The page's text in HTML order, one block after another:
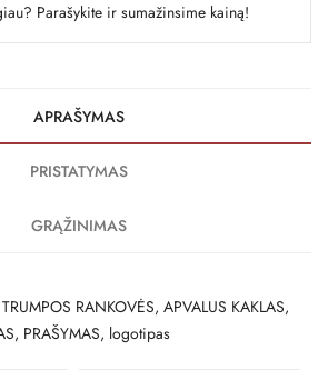
Parašykite ir sumažinsime kainą!
APRAŠYMAS
PRISTATYMAS
GRĄŽINIMAS
RANKOVĖS, APVALUS KAKLAS,
PRAŠYMAS, logotipas